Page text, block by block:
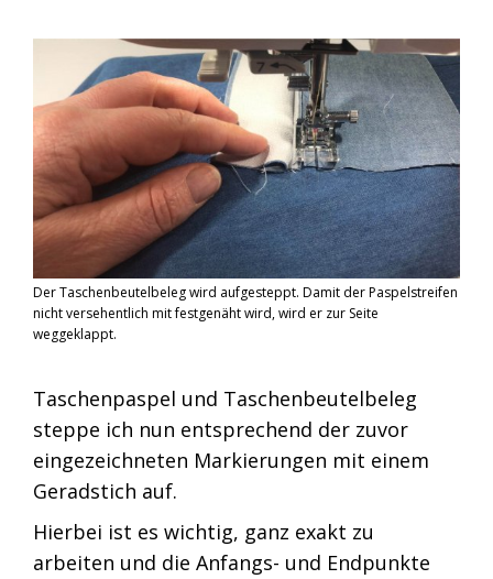
Der Taschenbeutelbeleg wird aufgesteppt. Damit der Paspelstreifen
nicht versehentlich mit festgenäht wird, wird er zur Seite
weggeklappt.
Taschenpaspel und Taschenbeutelbeleg
steppe ich nun entsprechend der zuvor
eingezeichneten Markierungen mit einem
Geradstich auf.
Hierbei ist es wichtig, ganz exakt zu
arbeiten und die Anfangs- und Endpunkte